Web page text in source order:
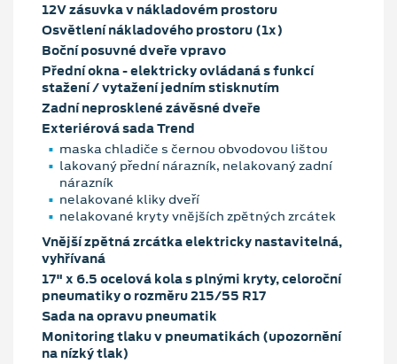
12V zásuvka v nákladovém prostoru
Osvětlení nákladového prostoru (1x)
Boční posuvné dveře vpravo
Přední okna - elektricky ovládaná s funkcí
stažení / vytažení jedním stisknutím
Zadní neprosklené závěsné dveře
Exteriérová sada Trend
maska chladiče s černou obvodovou lištou
lakovaný přední nárazník, nelakovaný zadní
nárazník
nelakované kliky dveří
nelakované kryty vnějších zpětných zrcátek
Vnější zpětná zrcátka elektricky nastavitelná,
vyhřívaná
17" x 6.5 ocelová kola s plnými kryty, celoroční
pneumatiky o rozměru 215/55 R17
Sada na opravu pneumatik
Monitoring tlaku v pneumatikách (upozornění
na nízký tlak)